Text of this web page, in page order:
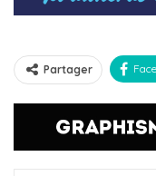
Partager